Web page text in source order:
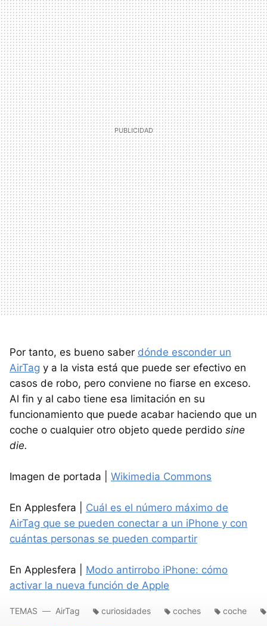
Por tanto, es bueno saber dónde esconder un
AirTag y a la vista está que puede ser efectivo en
casos de robo, pero conviene no fiarse en exceso.
Al fin y al cabo tiene esa limitación en su
funcionamiento que puede acabar haciendo que un
coche o cualquier otro objeto quede perdido sine
die.
Imagen de portada | Wikimedia Commons
En Applesfera | Cuál es el número máximo de
AirTag que se pueden conectar a un iPhone y con
cuántas personas se pueden compartir
En Applesfera | Modo antirrobo iPhone: cómo
activar la nueva función de Apple
TEMAS AirTag curiosidades coches coche